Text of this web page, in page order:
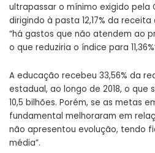
ultrapassar o mínimo exigido pela
dirigindo à pasta 12,17% da
“há gastos que não atendem ao
o que reduziria o índice para
A educação recebeu 33,56% da
estadual, ao longo de 2018, o que
10,5 bilhões. Porém, se as metas
fundamental melhoraram em
não apresentou evolução, tendo
média”.